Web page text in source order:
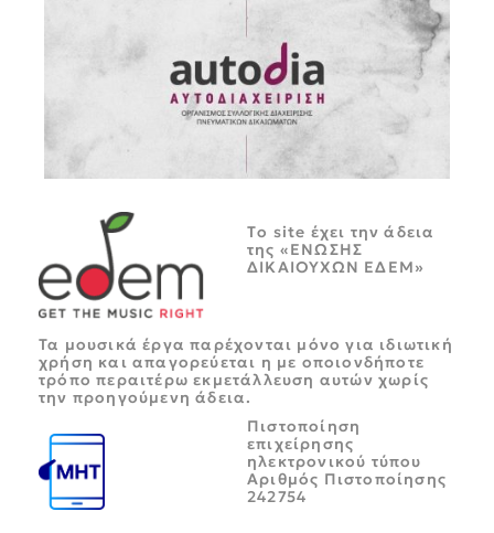
Tο site έχει την άδεια
της «ΕΝΩΣΗΣ
ΔΙΚΑΙΟΥΧΩΝ ΕΔΕΜ»
Τα μουσικά έργα παρέχονται μόνο για ιδιωτική
χρήση και απαγορεύεται η με οποιονδήποτε
τρόπο περαιτέρω εκμετάλλευση αυτών χωρίς
την προηγούμενη άδεια.
Πιστοποίηση
επιχείρησης
ηλεκτρονικού τύπου
Αριθμός Πιστοποίησης
242754